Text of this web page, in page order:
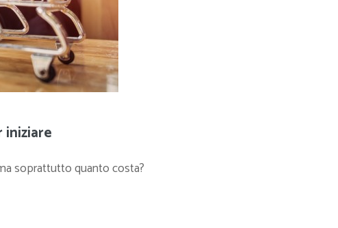
iniziare
soprattutto quanto costa?